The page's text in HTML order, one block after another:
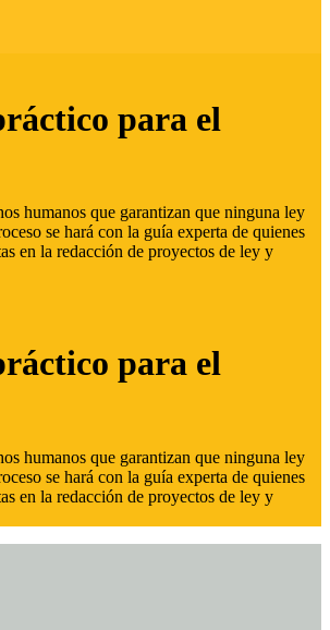
para el
humanos que garantizan que ninguna ley
se hará con la guía experta de quienes
en la redacción de proyectos de ley y
para el
humanos que garantizan que ninguna ley
se hará con la guía experta de quienes
en la redacción de proyectos de ley y